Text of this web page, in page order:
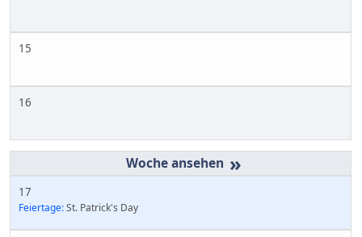
15
16
»
17
Feiertage:St. Patrick's Day